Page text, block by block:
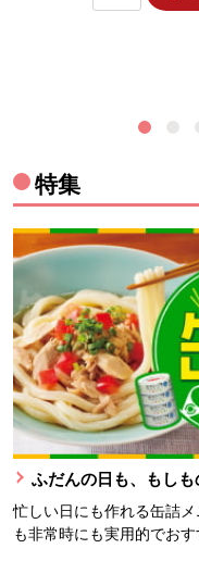
特集
ふだんの日も、もし
忙しい日にも作れる缶詰
も非常時にも実用的でおす